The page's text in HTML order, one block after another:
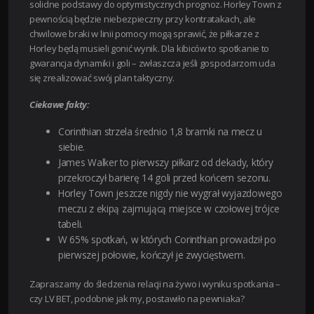
solidne podstawy do optymistycznych prognoz. Horley Town z
pewnością będzie niebezpieczny przy kontratakach, ale
chwilowe braki w linii pomocy mogą sprawić, że piłkarze z
Horley będą musieli gonić wynik. Dla kibiców to spotkanie to
gwarancja dynamiki i goli – zwłaszcza jeśli gospodarzom uda
się zrealizować swój plan taktyczny.
Ciekawe fakty:
Corinthian strzela średnio 1,8 bramki na mecz u
siebie.
James Walker to pierwszy piłkarz od dekady, który
przekroczył barierę 14 goli przed końcem sezonu.
Horley Town jeszcze nigdy nie wygrał wyjazdowego
meczu z ekipą zajmującą miejsce w czołowej trójce
tabeli.
W 65% spotkań, w których Corinthian prowadził po
pierwszej połowie, kończył je zwycięstwem.
Zapraszamy do śledzenia relacji na żywo i wyniku spotkania –
czy LV BET, podobnie jak my, postawiło na pewniaka?